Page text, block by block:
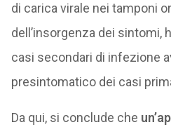
di carica virale nei tamponi
dell’insorgenza dei sintomi,
casi secondari di infezione
presintomatico dei casi
Da qui, si conclude che